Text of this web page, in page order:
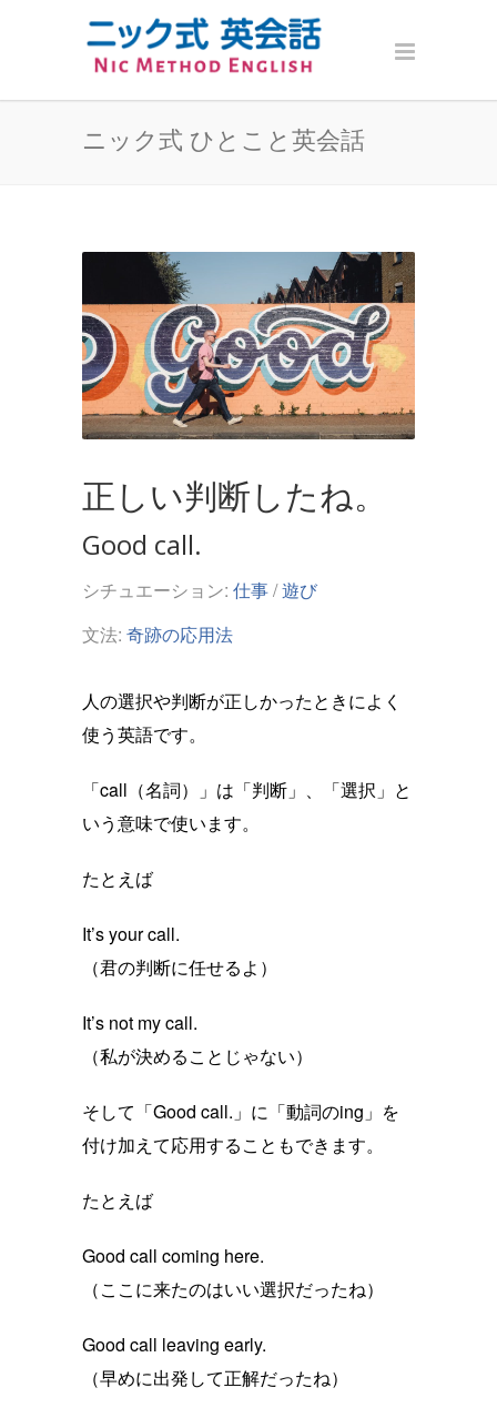
ニック式 ひとこと英会話
正しい判断したね。
Good call.
シチュエーション: 仕事/遊び
文法: 奇跡の応用法
人の選択や判断が正しかったときによく
使う英語です。
「call（名詞）」は「判断」、「選択」と
いう意味で使います。
たとえば
It’s your call.
（君の判断に任せるよ）
It’s not my call.
（私が決めることじゃない）
そして「Good call.」に「動詞のing」を
付け加えて応用することもできます。
たとえば
Good call coming here.
（ここに来たのはいい選択だったね）
Good call leaving early.
（早めに出発して正解だったね）